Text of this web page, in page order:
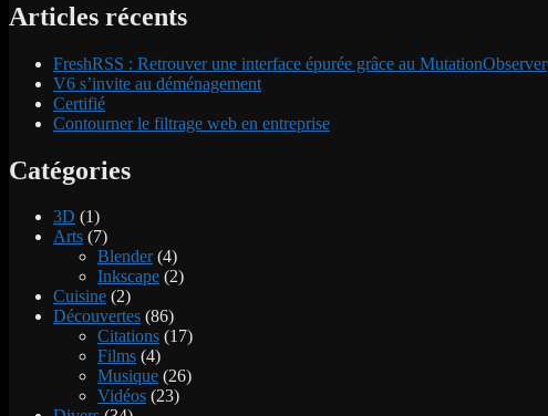
Articles récents
FreshRSS : Retrouver une interface épurée grâce au MutationObserver
V6 s’invite au déménagement
Certifié
Contourner le filtrage web en entreprise
Catégories
3D (1)
Arts (7)
Blender(4)
Inkscape (2)
Cuisine (2)
Découvertes (86)
Citations (17)
Films (4)
Musique (26)
Vidéos (23)